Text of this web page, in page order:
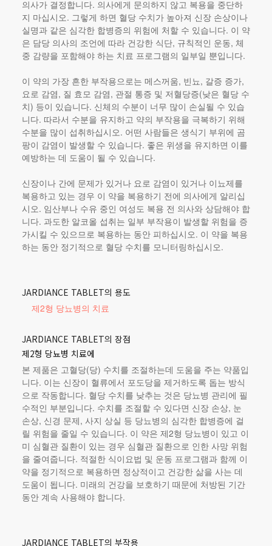
의사가 결정합니다. 의사에게 문의하지 않고 복용을 중단하
지 마십시오. 그렇게 하면 혈당 수치가 높아져 신장 손상이나
실명과 같은 심각한 합병증의 위험에 처할 수 있습니다. 이 약
은 담당 의사의 조언에 따라 건강한 식단, 규칙적인 운동, 체
중 감량을 포함해야 하는 치료 프로그램의 일부일 뿐입니다.
이 약의 가장 흔한 부작용으로는 메스꺼움, 빈뇨, 갈증 증가,
요로 감염, 질 효모 감염, 관절 통증 및 저혈당증(낮은 혈당 수
치) 등이 있습니다. 신체의 수분이 너무 많이 손실될 수 있습
니다. 따라서 수분을 유지하고 약의 부작용을 극복하기 위해
수분을 많이 섭취하십시오. 어떤 사람들은 생식기 부위에 곰
팡이 감염이 발생할 수 있습니다. 좋은 위생을 유지하면 이를
예방하는 데 도움이 될 수 있습니다.
신장이나 간에 문제가 있거나 요로 감염이 있거나 이뇨제를
복용하고 있는 경우 이 약을 복용하기 전에 의사에게 알리십
시오. 임산부나 수유 중인 여성도 복용 전 의사와 상담해야 합
니다. 과도한 알코올 섭취는 일부 부작용이 발생할 위험을 증
가시킬 수 있으므로 복용하는 동안 피하십시오. 이 약을 복용
하는 동안 정기적으로 혈당 수치를 모니터링하십시오.
JARDIANCE TABLET의 용도
제2형 당뇨병의 치료
JARDIANCE TABLET의 장점
제2형 당뇨병 치료에
본 제품은 고혈당(당) 수치를 조절하는데 도움을 주는 약품입
니다. 이는 신장이 혈류에서 포도당을 제거하도록 돕는 방식
으로 작동합니다. 혈당 수치를 낮추는 것은 당뇨병 관리에 필
수적인 부분입니다. 수치를 조절할 수 있다면 신장 손상, 눈
손상, 신경 문제, 사지 상실 등 당뇨병의 심각한 합병증에 걸
릴 위험을 줄일 수 있습니다. 이 약은 제2형 당뇨병이 있고 이
미 심혈관 질환이 있는 경우 심혈관 질환으로 인한 사망 위험
을 줄여줍니다. 적절한 식이요법 및 운동 프로그램과 함께 이
약을 정기적으로 복용하면 정상적이고 건강한 삶을 사는 데
도움이 됩니다. 미래의 건강을 보호하기 때문에 처방된 기간
동안 계속 사용해야 합니다.
JARDIANCE TABLET의 부작용